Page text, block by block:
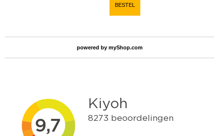
BESTEL
powered by myShop.com